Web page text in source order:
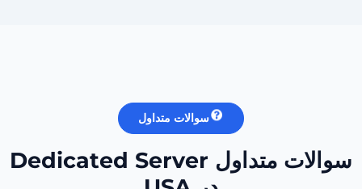
سوالات متداول
سوالات متداول Dedicated Server